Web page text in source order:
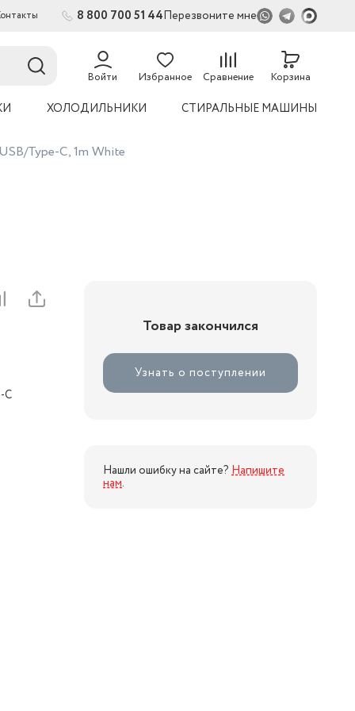
8 800 700 51 44Перезвоните мне
Войти Избранное Сравнение Корзина
ХОЛОДИЛЬНИКИ СТИРАЛЬНЫЕ МАШИНЫ
Type-C, 1m White
C
Товар закончился
Узнать о поступлении
Нашли ошибку на сайте? Напишите
нам.